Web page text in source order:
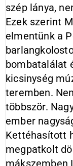
szép lánya,
Ezek szerint
elmentünk a
bombatalálat
kicsinység
teremben.
többször.
ember
Kettéhasított
megpatkolt
mákszemben